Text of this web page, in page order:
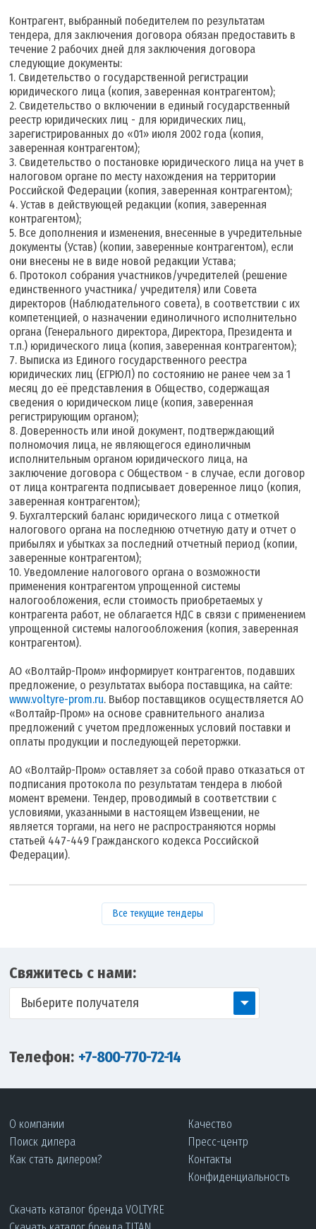
Контрагент, выбранный победителем по результатам
тендера, для заключения договора обязан предоставить в
течение 2 рабочих дней для заключения договора
следующие документы:
1. Свидетельство о государственной регистрации
юридического лица (копия, заверенная контрагентом);
2. Свидетельство о включении в единый государственный
реестр юридических лиц - для юридических лиц,
зарегистрированных до «01» июля 2002 года (копия,
заверенная контрагентом);
3. Свидетельство о постановке юридического лица на учет в
налоговом органе по месту нахождения на территории
Российской Федерации (копия, заверенная контрагентом);
4. Устав в действующей редакции (копия, заверенная
контрагентом);
5. Все дополнения и изменения, внесенные в учредительные
документы (Устав) (копии, заверенные контрагентом), если
они внесены не в виде новой редакции Устава;
6. Протокол собрания участников/учредителей (решение
единственного участника/ учредителя) или Совета
директоров (Наблюдательного совета), в соответствии с их
компетенцией, о назначении единоличного исполнительно
органа (Генерального директора, Директора, Президента и
т.п.) юридического лица (копия, заверенная контрагентом);
7. Выписка из Единого государственного реестра
юридических лиц (ЕГРЮЛ) по состоянию не ранее чем за 1
месяц до её представления в Общество, содержащая
сведения о юридическом лице (копия, заверенная
регистрирующим органом);
8. Доверенность или иной документ, подтверждающий
полномочия лица, не являющегося единоличным
исполнительным органом юридического лица, на
заключение договора с Обществом - в случае, если договор
от лица контрагента подписывает доверенное лицо (копия,
заверенная контрагентом);
9. Бухгалтерский баланс юридического лица с отметкой
налогового органа на последнюю отчетную дату и отчет о
прибылях и убытках за последний отчетный период (копии,
заверенные контрагентом);
10. Уведомление налогового органа о возможности
применения контрагентом упрощенной системы
налогообложения, если стоимость приобретаемых у
контрагента работ, не облагается НДС в связи с применением
упрощенной системы налогообложения (копия, заверенная
контрагентом).
АО «Волтайр-Пром» информирует контрагентов, подавших
предложение, о результатах выбора поставщика, на сайте:
www.voltyre-prom.ru. Выбор поставщиков осуществляется АО
«Волтайр-Пром» на основе сравнительного анализа
предложений с учетом предложенных условий поставки и
оплаты продукции и последующей переторжки.
АО «Волтайр-Пром» оставляет за собой право отказаться от
подписания протокола по результатам тендера в любой
момент времени. Тендер, проводимый в соответствии с
условиями, указанными в настоящем Извещении, не
является торгами, на него не распространяются нормы
статьей 447-449 Гражданского кодекса Российской
Федерации).
Все текущие тендеры
Свяжитесь с нами:
Выберите получателя
Телефон: +7-800-770-72-14
О компании
Поиск дилера
Как стать дилером?
Качество
Пресс-центр
Контакты
Конфиденциальность
Скачать каталог бренда VOLTYRE